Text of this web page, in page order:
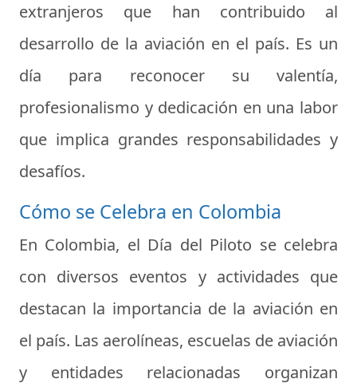
extranjeros que han contribuido al
desarrollo de la aviación en el país. Es un
día para reconocer su valentía,
profesionalismo y dedicación en una labor
que implica grandes responsabilidades y
desafíos.
Cómo se Celebra en Colombia
En Colombia, el Día del Piloto se celebra
con diversos eventos y actividades que
destacan la importancia de la aviación en
el país. Las aerolíneas, escuelas de aviación
y entidades relacionadas organizan